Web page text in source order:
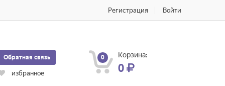
Регистрация Войти
Обратная связь
избранное
0 Корзина:
0